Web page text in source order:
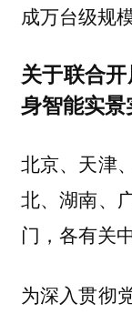
成万台级规
关于联合
身智能实
北京、天津
北、湖南、
门，各有关
为深入贯彻